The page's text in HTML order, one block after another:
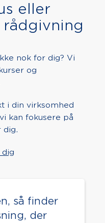
eller
nok for dig? Vi
og
i din virksomhed
kan fokusere på
dig.
så finder
der